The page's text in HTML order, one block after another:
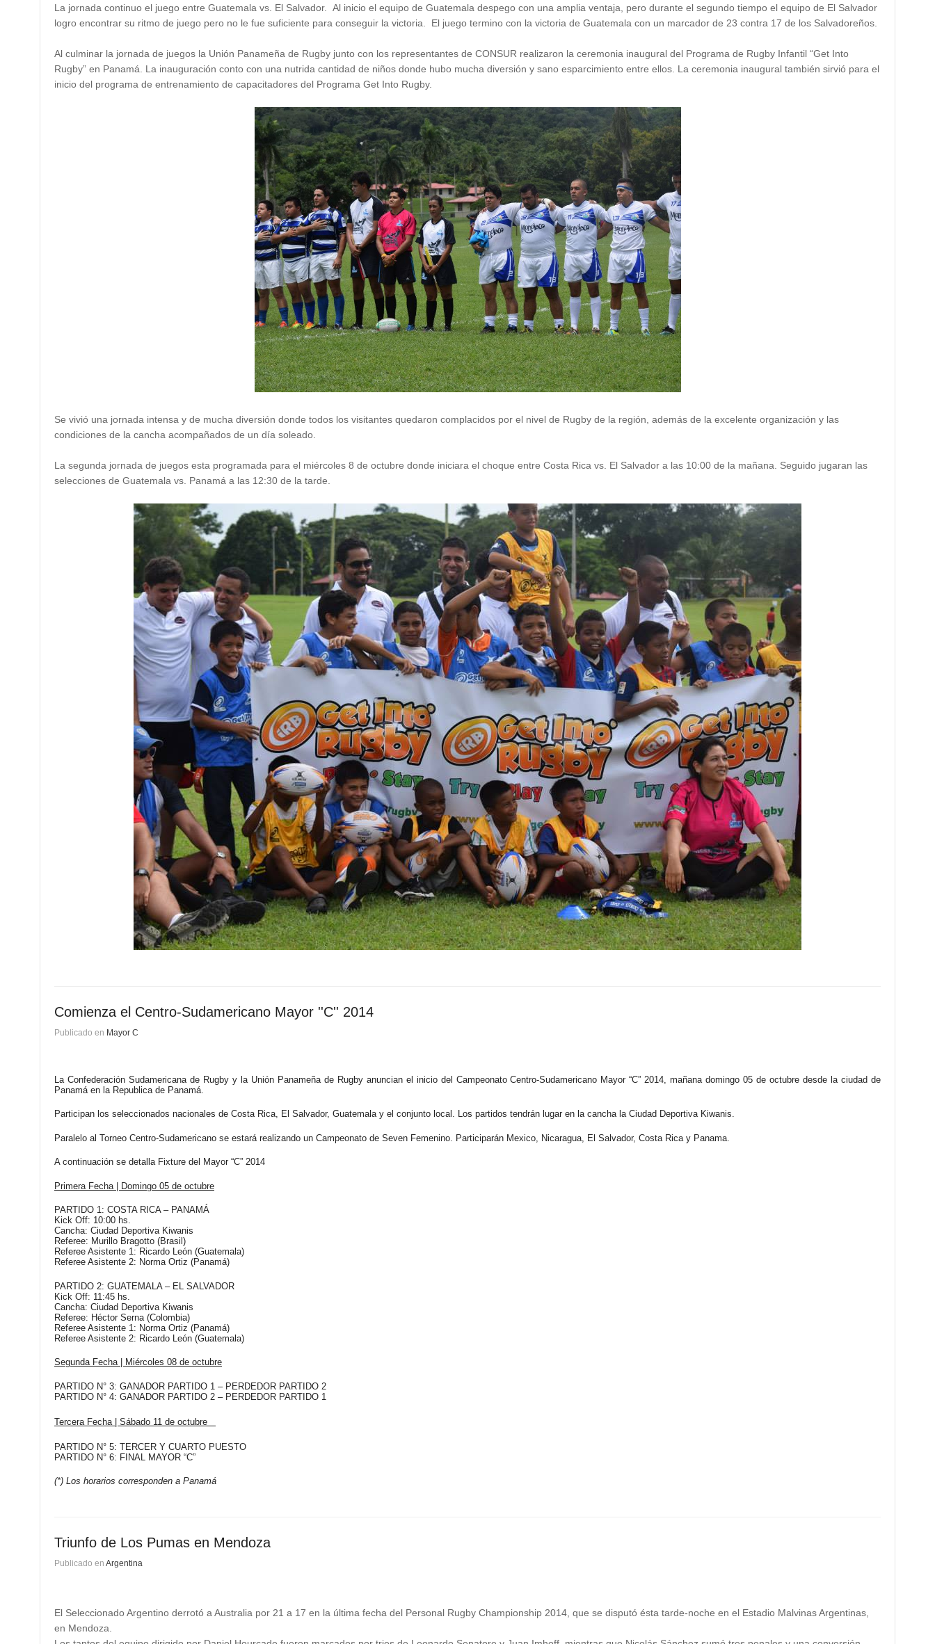
La jornada continuo el juego entre Guatemala vs. El Salvador. Al inicio el equipo de Guatemala despego con una amplia ventaja, pero durante el segundo tiempo el equipo de El Salvador
logro encontrar su ritmo de juego pero no le fue suficiente para conseguir la victoria. El juego termino con la victoria de Guatemala con un marcador de 23 contra 17 de los Salvadoreños.
Al culminar la jornada de juegos la Unión Panameña de Rugby junto con los representantes de CONSUR realizaron la ceremonia inaugural del Programa de Rugby Infantil “Get Into
Rugby” en Panamá. La inauguración conto con una nutrida cantidad de niños donde hubo mucha diversión y sano esparcimiento entre ellos. La ceremonia inaugural también sirvió para el
inicio del programa de entrenamiento de capacitadores del Programa Get Into Rugby.
Se vivió una jornada intensa y de mucha diversión donde todos los visitantes quedaron complacidos por el nivel de Rugby de la región, además de la excelente organización y las
condiciones de la cancha acompañados de un día soleado.
La segunda jornada de juegos esta programada para el miércoles 8 de octubre donde iniciara el choque entre Costa Rica vs. El Salvador a las 10:00 de la mañana. Seguido jugaran las
selecciones de Guatemala vs. Panamá a las 12:30 de la tarde.
Comienza el Centro-Sudamericano Mayor ''C'' 2014
Publicado en Mayor C
La Confederación Sudamericana de Rugbyy la Unión Panameña de Rugbyanuncian el inicio del Campeonato Centro-Sudamericano Mayor “C” 2014, mañana domingo 05 de octubre desde la ciudad de
Panamá en la Republica de Panamá.
Participan los seleccionados nacionales de Costa Rica, El Salvador, Guatemala y el conjunto local. Los partidos tendrán lugar en la cancha la Ciudad Deportiva Kiwanis.
Paralelo al Torneo Centro-Sudamericano se estará realizando un Campeonato de Seven Femenino . Participarán Mexico, Nicaragua, El Salvador, Costa Rica y Panama.
A continuación se detalla Fixture del Mayor “C” 2014
Primera Fecha | Domingo 05 de octubre
PARTIDO 1: COSTA RICA – PANAMÁ
Kick Off: 10:00 hs.
Cancha: Ciudad Deportiva Kiwanis
Referee: Murillo Bragotto (Brasil)
Referee Asistente 1: Ricardo León (Guatemala)
Referee Asistente 2: Norma Ortiz (Panamá)‎
PARTIDO 2: GUATEMALA – EL SALVADOR
Kick Off: 11:45 hs.
Cancha: Ciudad Deportiva Kiwanis
Referee: Héctor Serna (Colombia)
Referee Asistente 1: Norma Ortiz (Panamá)
Referee Asistente 2: Ricardo León (Guatemala)
Segunda Fecha | Miércoles 08 de octubre
PARTIDO N° 3: GANADOR PARTIDO 1 – PERDEDOR PARTIDO 2
PARTIDO N° 4: GANADOR PARTIDO 2 – PERDEDOR PARTIDO 1
Tercera Fecha | Sábado 11 de octubre
PARTIDO N° 5: TERCER Y CUARTO PUESTO
PARTIDO N° 6: FINAL MAYOR “C”
(*) Los horarios corresponden a Panamá
Triunfo de Los Pumas en Mendoza
Publicado en Argentina
El Seleccionado Argentino derrotó a Australia por 21 a 17 en la última fecha del Personal Rugby Championship 2014, que se disputó ésta tarde-noche en el Estadio Malvinas Argentinas,
en Mendoza.